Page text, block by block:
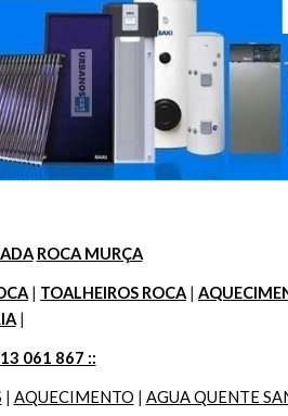
ROCA MURÇA
| TOALHEIROS ROCA |
|
061 867 ::
| AQUECIMENTO | AGUA QUENTE